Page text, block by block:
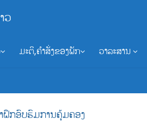
ວ
ມະຕິ,ຄຳສັ່ງຂອງພັກ ວາລະສານ
ຝຶກອົບຮົມການຄຸ້ມຄອງ